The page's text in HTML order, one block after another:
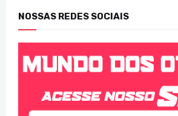
NOSSAS REDES SOCIAIS